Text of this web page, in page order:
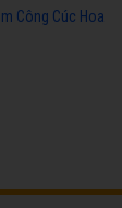
Công Cúc Hoa